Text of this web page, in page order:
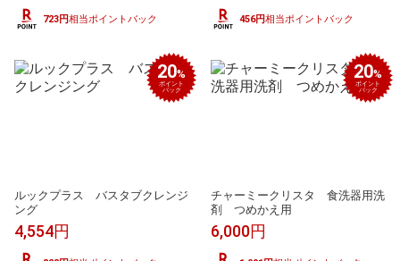
723円相当ポイントバック 456円相当ポイントバック
ルックプラス バスタブクレンジ
ング
4,554円
20%
ポイント
バック
チャーミークリスタ 食洗器用洗
剤 つめかえ用
6,000円
20%
ポイント
バック